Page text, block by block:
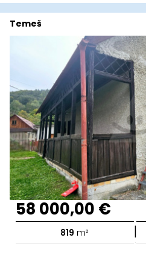
Temeš
58 000,00 €
819 m² |